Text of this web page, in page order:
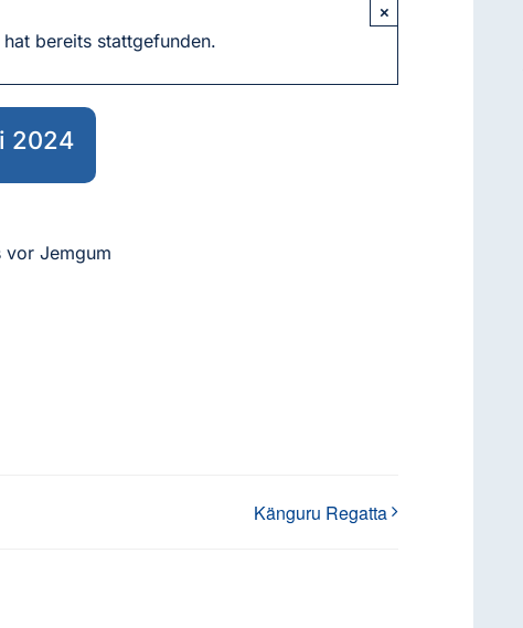
bereits stattgefunden.
×
2024
vor Jemgum
Känguru Regatta